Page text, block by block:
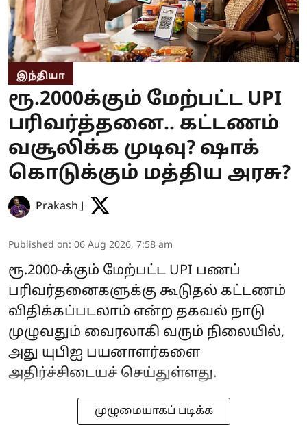
இந்தியா
ரூ.2000க்கும் மேற்பட்ட UPI
பரிவர்த்தனை.. கட்டணம்
வசூலிக்க முடிவு? ஷாக்
கொடுக்கும் மத்திய அரசு?
Prakash J
Published on: 06 Aug 2026, 7:58 am
ரூ.2000-க்கும் மேற்பட்ட UPI பணப்
பரிவர்தனைகளுக்கு கூடுதல் கட்டணம்
விதிக்கப்படலாம் என்ற தகவல் நாடு
முழுவதும் வைரலாகி வரும் நிலையில்,
அது யுபிஐ பயனாளர்களை
அதிர்ச்சிடையச் செய்துள்ளது.
முழுமையாகப் படிக்க